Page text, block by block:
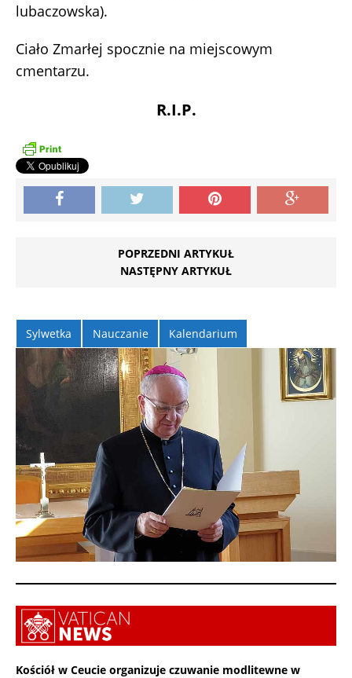
lubaczowska).
Ciało Zmarłej spocznie na miejscowym
cmentarzu.
R.I.P.
POPRZEDNI ARTYKUŁ
NASTĘPNY ARTYKUŁ
Sylwetka Nauczanie Kalendarium
Kościół w Ceucie organizuje czuwanie modlitewne w